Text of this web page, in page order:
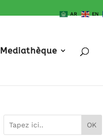
Mediathèque
OK
AR EN